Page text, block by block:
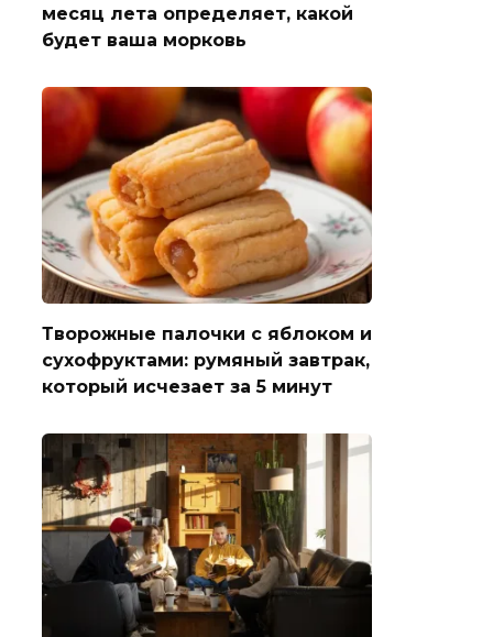
месяц лета определяет, какой
будет ваша морковь
Творожные палочки с яблоком и
сухофруктами: румяный завтрак,
который исчезает за 5 минут